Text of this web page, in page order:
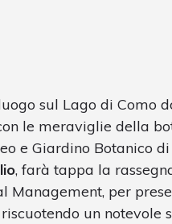
luogo sul Lago di Como
le meraviglie della
e Giardino Botanico
, farà tappa la
Management, per
un notevole